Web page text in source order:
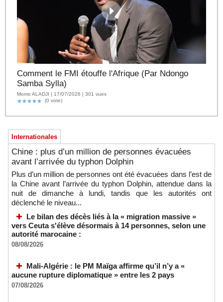
Comment le FMI étouffe l'Afrique (Par Ndongo
Samba Sylla)
Momo ALADJI | 17/07/2026 | 301 vues
(0 vote)
Internationales
Chine : plus d’un million de personnes évacuées
avant l’arrivée du typhon Dolphin
Plus d’un million de personnes ont été évacuées dans l’est de
la Chine avant l’arrivée du typhon Dolphin, attendue dans la
nuit de dimanche à lundi, tandis que les autorités ont
déclenché le niveau...
Le bilan des décès liés à la « migration massive »
vers Ceuta s'élève désormais à 14 personnes, selon une
autorité marocaine :
08/08/2026
Mali-Algérie : le PM Maïga affirme qu’il n’y a «
aucune rupture diplomatique » entre les 2 pays
07/08/2026